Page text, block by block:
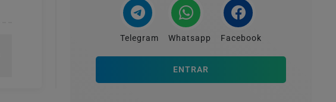
Telegram Whatsapp Facebook
ENTRAR